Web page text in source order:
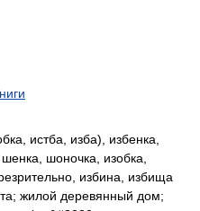
истба, изба), избенка,
шоночка, изобка,
избина, избища
жилой деревянный дом;